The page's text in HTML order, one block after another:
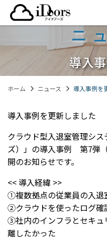
テ
へ
ス
ニ
導入
ホーム ニュース 導入事例を
導入事例を更新しました
クラウド型入退室管理シ
ズ）」の導入事例 第7弾
開のお知らせです。
<< 導入経緯 >>
①複数拠点の従業員の入退
②クラウドを使ったログ確
③社内のインフラとセキュ
離したかった